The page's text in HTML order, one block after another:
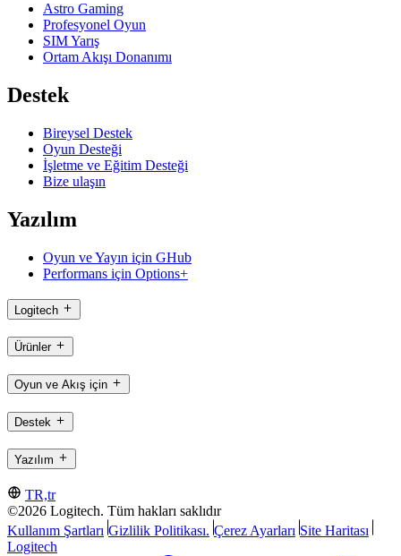
Astro Gaming
Profesyonel Oyun
SIM Yarış
Ortam Akışı Donanımı
Destek
Bireysel Destek
Oyun Desteği
İşletme ve Eğitim Desteği
Bize ulaşın
Yazılım
Oyun ve Yayın için GHub
Performans için Options+
Logitech
Ürünler
Oyun ve Akış için
Destek
Yazılım
TR,tr
©2026 Logitech. Tüm hakları saklıdır
Kullanım Şartları Gizlilik Politikası. Çerez Ayarları Site Haritası
Logitech